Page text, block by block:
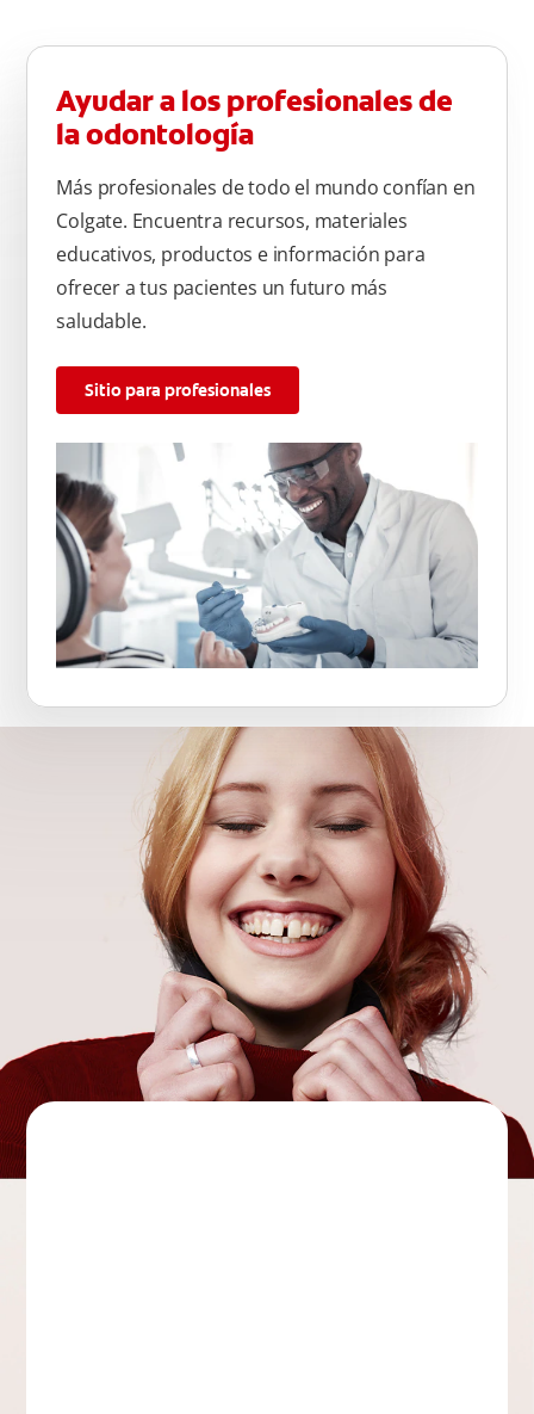
Ayudar a los profesionales de
la odontología
Más profesionales de todo el mundo confían en
Colgate. Encuentra recursos, materiales
educativos, productos e información para
ofrecer a tus pacientes un futuro más
saludable.
Sitio para profesionales